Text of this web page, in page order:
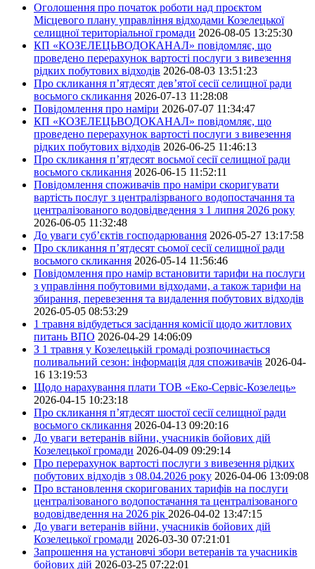
Оголошення про початок роботи над проєктом
Місцевого плану управління відходами Козелецької
селищної територіальної громади 2026-08-05 13:25:30
КП «КОЗЕЛЕЦЬВОДОКАНАЛ» повідомляє, що
проведено перерахунок вартості послуги з вивезення
рідких побутових відходів 2026-08-03 13:51:23
Про скликання п’ятдесят дев’ятої сесії селищної ради
восьмого скликання 2026-07-13 11:28:08
Повідомлення про наміри 2026-07-07 11:34:47
КП «КОЗЕЛЕЦЬВОДОКАНАЛ» повідомляє, що
проведено перерахунок вартості послуги з вивезення
рідких побутових відходів 2026-06-25 11:46:13
Про скликання п’ятдесят восьмої сесії селищної ради
восьмого скликання 2026-06-15 11:52:11
Повідомлення споживачів про наміри скоригувати
вартість послуг з централізрваного водопостачання та
централізованого водовідведення з 1 липня 2026 року
2026-06-05 11:32:48
До уваги суб’єктів господарювання 2026-05-27 13:17:58
Про скликання п’ятдесят сьомої сесії селищної ради
восьмого скликання 2026-05-14 11:56:46
Повідомлення про намір встановити тарифи на послуги
з управління побутовими відходами, а також тарифи на
збирання, перевезення та видалення побутових відходів
2026-05-05 08:53:29
1 травня відбудеться засідання комісії щодо житлових
питань ВПО 2026-04-29 14:06:09
З 1 травня у Козелецькій громаді розпочинається
поливальний сезон: інформація для споживачів 2026-04-
16 13:19:53
Щодо нарахування плати ТОВ «Еко-Сервіс-Козелець»
2026-04-15 10:23:18
Про скликання п’ятдесят шостої сесії селищної ради
восьмого скликання 2026-04-13 09:20:16
До уваги ветеранів війни, учасників бойових дій
Козелецької громади 2026-04-09 09:29:14
Про перерахунок вартості послуги з вивезення рідких
побутових відходів з 08.04.2026 року 2026-04-06 13:09:08
Про встановлення скоригованих тарифів на послуги
централізованого водопостачання та централізованого
водовідведення на 2026 рік 2026-04-02 13:47:15
До уваги ветеранів війни, учасників бойових дій
Козелецької громади 2026-03-30 07:21:01
Запрошення на установчі збори ветеранів та учасників
бойових дій 2026-03-25 07:22:01